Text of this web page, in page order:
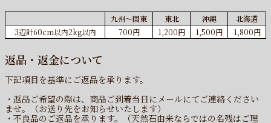
九州〜関東 東北 沖縄
北海道
3辺計60cm以内2kg以内
700円 1,200円 1,500円 1,800円
返品・返金について
下記項目を基準にご返品を承ります。
・返品ご希望の際は、商品ご到着当日にメールにてご連絡ください
ませ。（お送り先をお知らせいたします）
・不良品のご返品を承ります。（天然石由来ならではの名残はご理